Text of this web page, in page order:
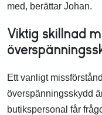
med, berättar Johan.
Viktig skillnad
Ett vanligt
överspänningsskydd
butikspersonal får